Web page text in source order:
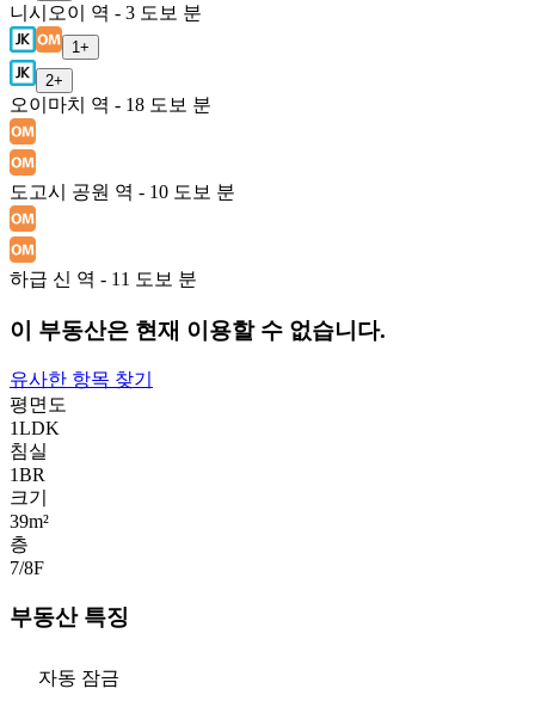
니시오이 역 - 3 도보 분
1 +
2+
오이마치 역 - 18 도보 분
도고시 공원 역 - 10 도보 분
하급 신 역 - 11 도보 분
이 부동산은 현재 이용할 수 없습니다.
유사한 항목 찾기
평면도
1LDK
침실
1BR
크기
39m²
층
7/8F
부동산 특징
자동 잠금